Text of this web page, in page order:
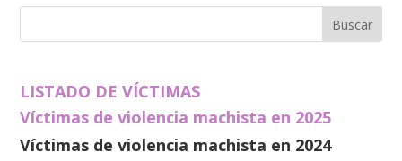
LISTADO DE VÍCTIMAS
Víctimas de violencia machista en 2025
Víctimas de violencia machista en 2024